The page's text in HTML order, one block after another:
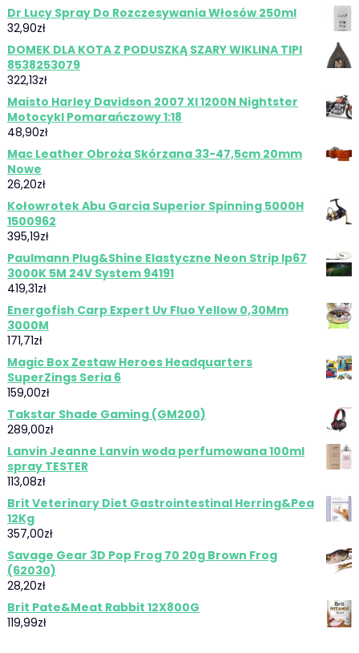
Dr Lucy Spray Do Rozczesywania Włosów 250ml
32,90zł
DOMEK DLA KOTA Z PODUSZKĄ SZARY WIKLINA TIPI
8538253079
322,13zł
Maisto Harley Davidson 2007 Xl 1200N Nightster
Motocykl Pomarańczowy 1:18
48,90zł
Mac Leather Obroża Skórzana 33-47,5cm 20mm
Nowe
26,20zł
Kołowrotek Abu Garcia Superior Spinning 5000H
1500962
395,19zł
Paulmann Plug&Shine Elastyczne Neon Strip Ip67
3000K 5M 24V System 94191
419,31zł
Energofish Carp Expert Uv Fluo Yellow 0,30Mm
3000M
171,71zł
Magic Box Zestaw Heroes Headquarters
SuperZings Seria 6
159,00zł
Takstar Shade Gaming (GM200)
289,00zł
Lanvin Jeanne Lanvin woda perfumowana 100ml
spray TESTER
113,08zł
Brit Veterinary Diet Gastrointestinal Herring&Pea
12Kg
357,00zł
Savage Gear 3D Pop Frog 70 20g Brown Frog
(62030)
28,20zł
Brit Pate&Meat Rabbit 12X800G
119,99zł